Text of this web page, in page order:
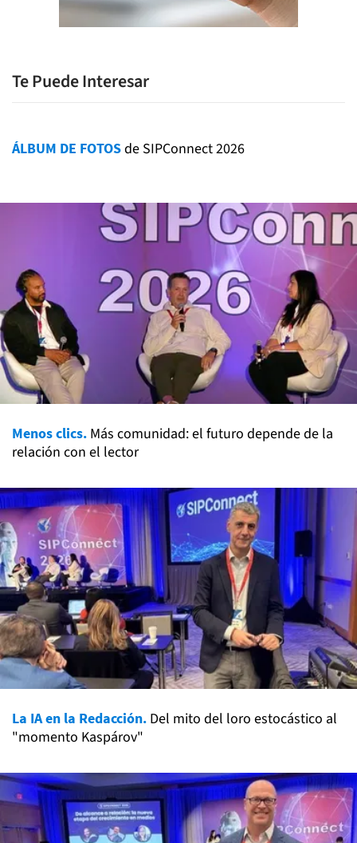
Te Puede Interesar
ÁLBUM DE FOTOSde SIPConnect 2026
Menos clics. Más comunidad: el futuro depende de la
relación con el lector
La IA en la Redacción. Del mito del loro estocástico al
"momento Kaspárov"